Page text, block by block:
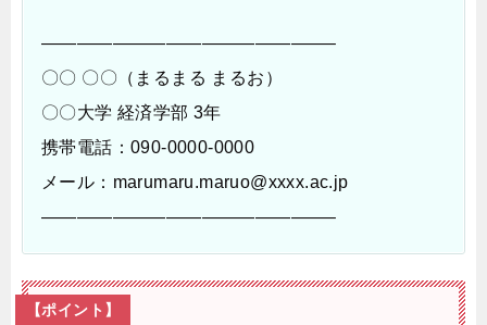
————————————————–
〇〇 〇〇（まるまる まるお）
〇〇大学 経済学部 3年
携帯電話：090-0000-0000
メール：marumaru.maruo@xxxx.ac.jp
————————————————–
【ポイント】